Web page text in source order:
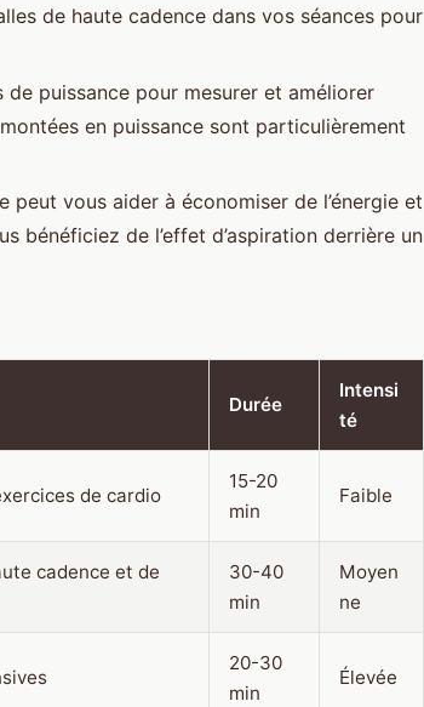
de haute cadence dans vos séances pour
de puissance pour mesurer et améliorer
en puissance sont particulièrement
peut vous aider à économiser de l’énergie et
bénéficiez de l’effet d’aspiration derrière un
Durée
Intensi
té
de cardio
15-20
min
Faible
cadence et de
30-40
min
Moyen
ne
20-30
min
Élevée